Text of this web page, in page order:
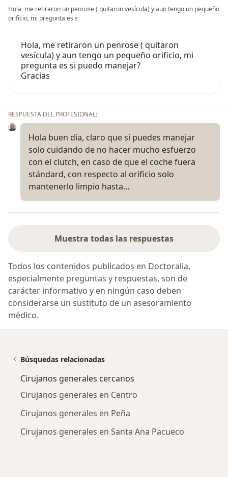
Hola, me retiraron un penrose ( quitaron vesícula) y aun tengo un pequeño
orificio, mi pregunta es s
Hola, me retiraron un penrose ( quitaron
vesícula) y aun tengo un pequeño orificio, mi
pregunta es si puedo manejar?
Gracias
RESPUESTA DEL PROFESIONAL:
Hola buen día, claro que si puedes manejar
solo cuidando de no hacer mucho esfuerzo
con el clutch, en caso de que el coche fuera
stándard, con respecto al orificio solo
mantenerlo limpio hasta…
Muestra todas las respuestas
Todos los contenidos publicados en Doctoralia,
especialmente preguntas y respuestas, son de
carácter informativo y en ningún caso deben
considerarse un sustituto de un asesoramiento
médico.
Búsquedas relacionadas
Cirujanos generales cercanos
Cirujanos generales en Centro
Cirujanos generales en Peña
Cirujanos generales en Santa Ana Pacueco